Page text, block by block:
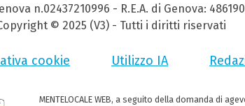
n.02437210996 - R.E.A. di Genova:
© 2025 (V3) - Tutti i diritti riservati
cookie Utilizzo IA
MENTELOCALE WEB, a seguito della domanda di